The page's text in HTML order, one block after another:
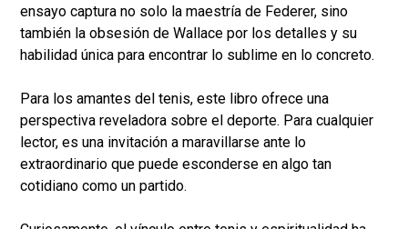
ensayo captura no solo la maestría de Federer, sino
también la obsesión de Wallace por los detalles y su
habilidad única para encontrar lo sublime en lo concreto.
Para los amantes del tenis, este libro ofrece una
perspectiva reveladora sobre el deporte. Para cualquier
lector, es una invitación a maravillarse ante lo
extraordinario que puede esconderse en algo tan
cotidiano como un partido.